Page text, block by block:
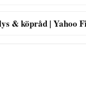
& köpråd | Yahoo